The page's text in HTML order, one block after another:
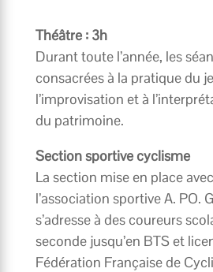
Théâtre : 3h
Durant toute l’année, les
consacrées à la pratique du
l’improvisation et à
du patrimoine.
Section sportive cyclisme
La section mise en place
l’association sportive A. PO.
s’adresse à des coureurs
seconde jusqu’en BTS et
Fédération Française de